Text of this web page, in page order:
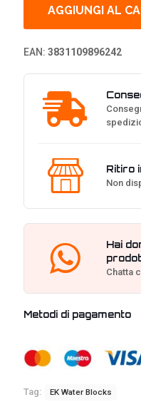
AGGIUNGI AL
EAN: 3831109896242
Ritiro
Non
Hai
Chatta
Metodi di pagamento
Tag: EK Water Blocks